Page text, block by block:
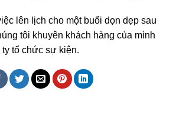
lên lịch cho một buổi dọn dẹp sau
tôi khuyên khách hàng của mình
tổ chức sự kiện.